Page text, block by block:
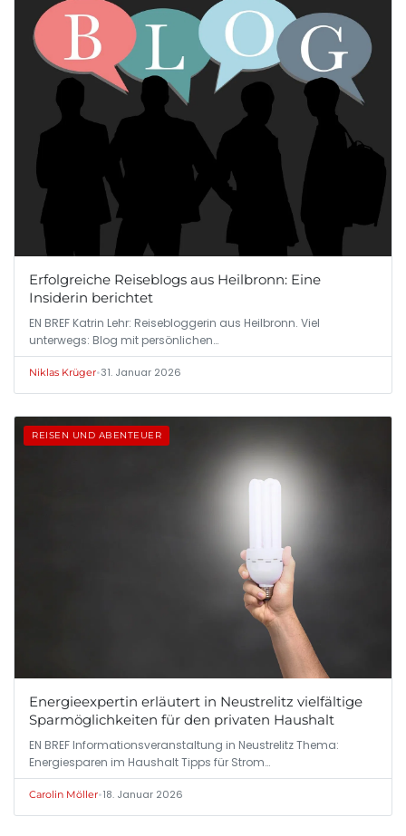
Erfolgreiche Reiseblogs aus Heilbronn: Eine
Insiderin berichtet
EN BREF Katrin Lehr: Reisebloggerin aus Heilbronn. Viel
unterwegs: Blog mit persönlichen…
Niklas Krüger•31. Januar 2026
REISEN UND ABENTEUER
Energieexpertin erläutert in Neustrelitz vielfältige
Sparmöglichkeiten für den privaten Haushalt
EN BREF Informationsveranstaltung in Neustrelitz Thema:
Energiesparen im Haushalt Tipps für Strom…
Carolin Möller•18. Januar 2026